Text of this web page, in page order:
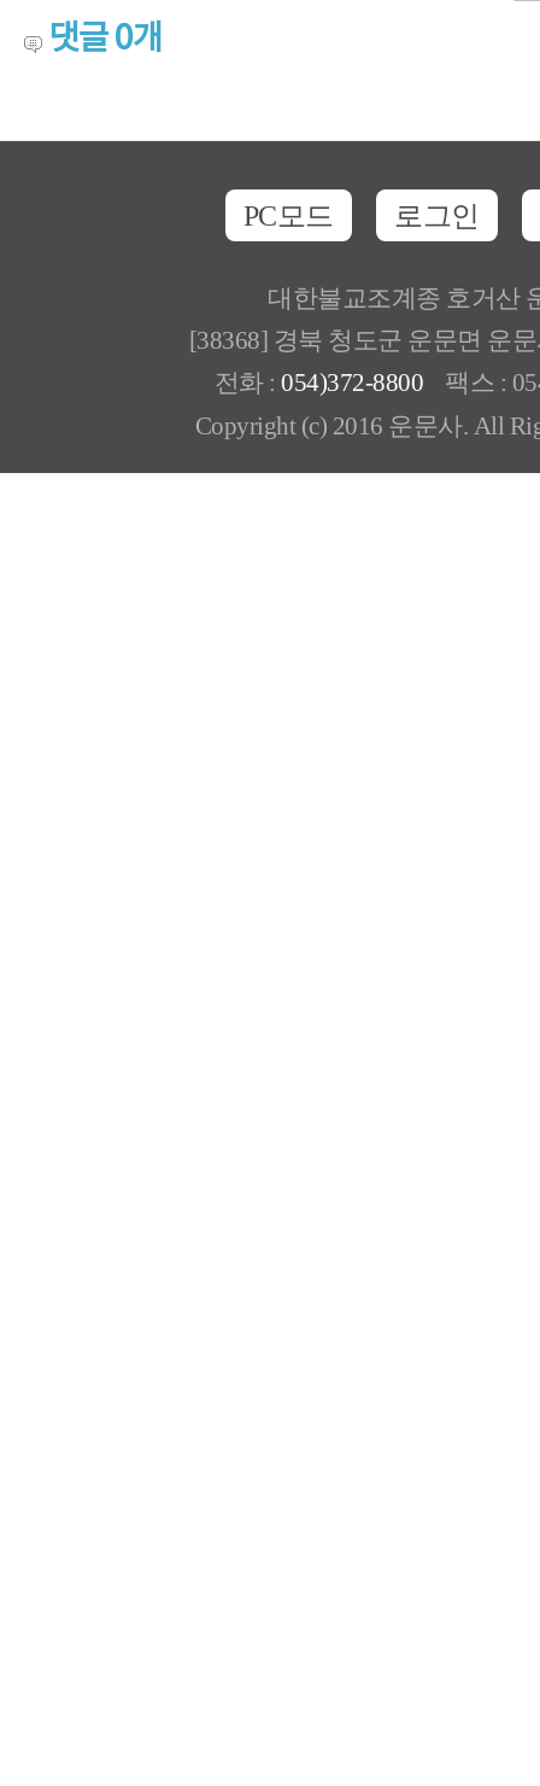
댓글0개
PC모드 로그인
대한불교조계종 호거산
[38368] 경북 청도군 운문면 운
전화 : 054)372-8800 팩스 :
Copyright (c) 2016 운문사. All